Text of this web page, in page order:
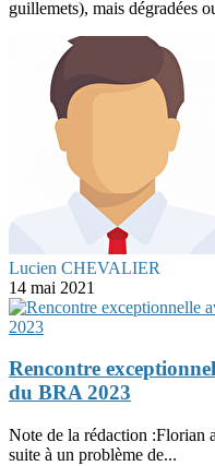
guillemets), mais dégradées
Lucien CHEVALIER
14 mai 2021
Rencontre
du BRA 2023
Note de la rédaction :Florian
suite à un problème de...